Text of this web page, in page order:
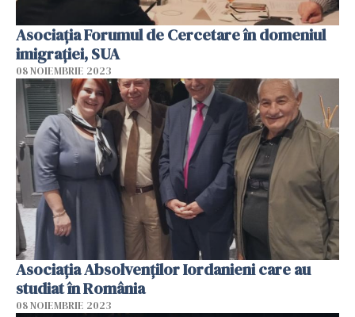
Asociația Forumul de Cercetare în domeniul
imigrației, SUA
08 NOIEMBRIE 2023
Asociația Absolvenților Iordanieni care au
studiat în România
08 NOIEMBRIE 2023